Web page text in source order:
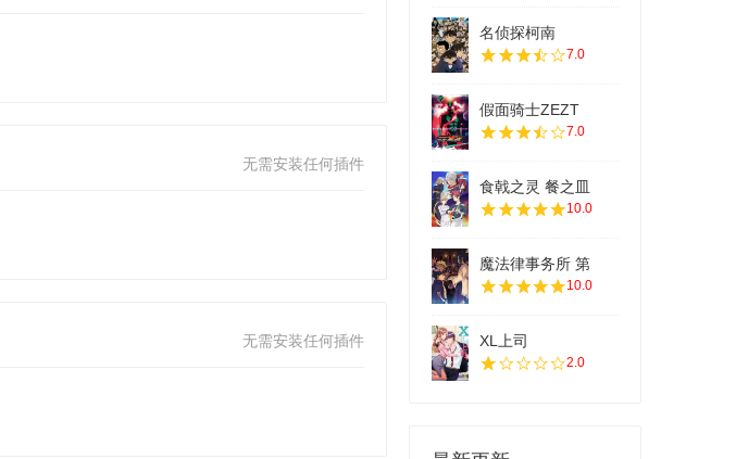
无需安装任何插件
无需安装任何插件
名侦探柯南
7.0
假面骑士ZEZT
7.0
食戟之灵 餐之皿
10.0
魔法律事务所 第
10.0
XL上司
2.0